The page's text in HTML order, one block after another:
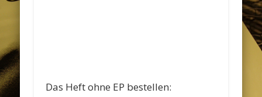
Das Heft ohne EP bestellen: